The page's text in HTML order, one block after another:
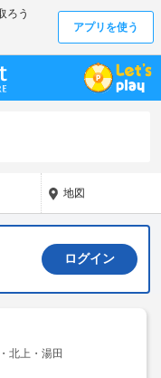
地図
ログイン
北上・湯田